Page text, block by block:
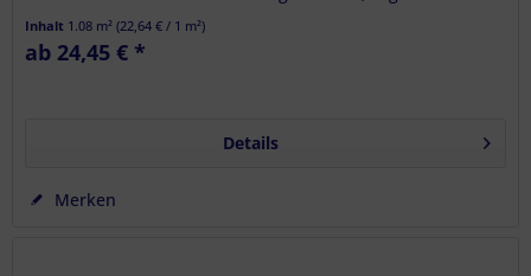
Inhalt 1.08 m²(22,64 € / 1 m²)
ab 24,45 € *
Details
Merken